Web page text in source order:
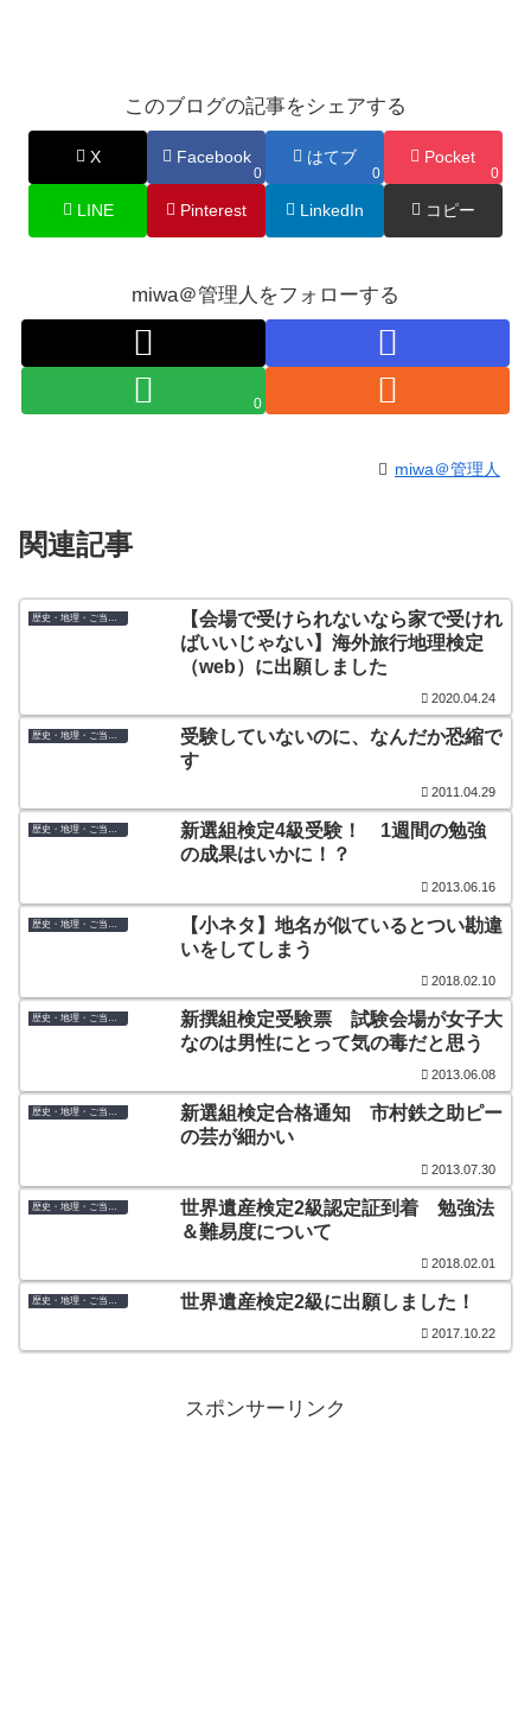
このブログの記事をシェアする
X Facebook
0
はてブ
0
Pocket
0
LINE Pinterest LinkedIn コピー
miwa＠管理人をフォローする
0
miwa＠管理人
関連記事
【会場で受けられないなら家で受けれ
ばいいじゃない】海外旅行地理検定
（web）に出願しました
2020.04.24
歴史・地理・ご当地検定
受験していないのに、なんだか恐縮で
す
2011.04.29
歴史・地理・ご当地検定
新選組検定4級受験！ 1週間の勉強
の成果はいかに！？
2013.06.16
【小ネタ】地名が似ているとつい勘違
いをしてしまう
2018.02.10
歴史・地理・ご当地検定
新撰組検定受験票 試験会場が女子大
なのは男性にとって気の毒だと思う
2013.06.08
歴史・地理・ご当地検定
新選組検定合格通知 市村鉄之助ピー
の芸が細かい
2013.07.30
世界遺産検定2級認定証到着 勉強法
＆難易度について
2018.02.01
歴史・地理・ご当地検定 世界遺産検定2級に出願しました！
2017.10.22
スポンサーリンク